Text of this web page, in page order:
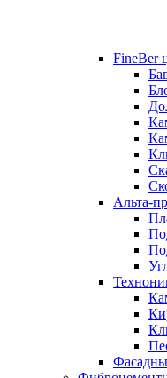
FineBer
Альта-